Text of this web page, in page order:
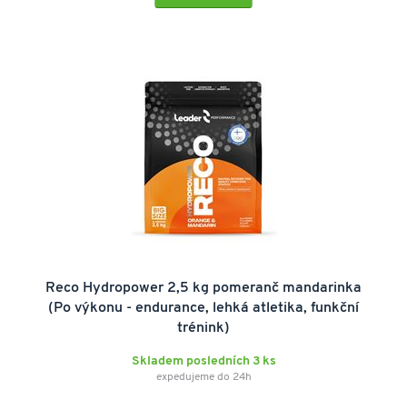
Reco Hydropower 2,5 kg pomeranč mandarinka
(Po výkonu - endurance, lehká atletika, funkční
trénink)
Skladem posledních 3 ks
expedujeme do 24h